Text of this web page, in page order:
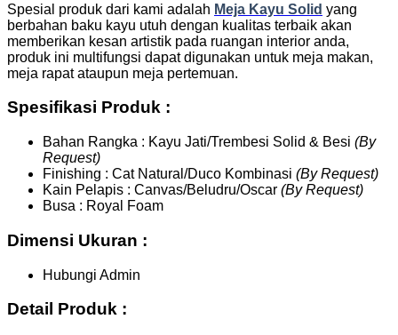
Spesial produk dari kami adalah Meja Kayu Solid yang
berbahan baku kayu utuh dengan kualitas terbaik akan
memberikan kesan artistik pada ruangan interior anda,
produk ini multifungsi dapat digunakan untuk meja makan,
meja rapat ataupun meja pertemuan.
Spesifikasi Produk :
Bahan Rangka : Kayu Jati/Trembesi Solid & Besi (By
Request)
Finishing : Cat Natural/Duco Kombinasi (By Request)
Kain Pelapis : Canvas/Beludru/Oscar (By Request)
Busa : Royal Foam
Dimensi Ukuran :
Hubungi Admin
Detail Produk :